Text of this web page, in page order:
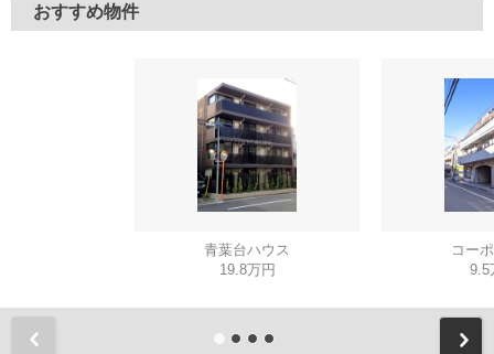
おすすめ物件
青葉台ハウス
19.8万円
コー
9.5